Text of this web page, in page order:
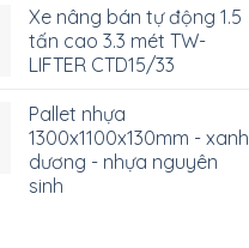
Xe nâng bán tự động 1.5
tấn cao 3.3 mét TW-
LIFTER CTD15/33
Pallet nhựa
1300x1100x130mm - xanh
dương - nhựa nguyên
sinh